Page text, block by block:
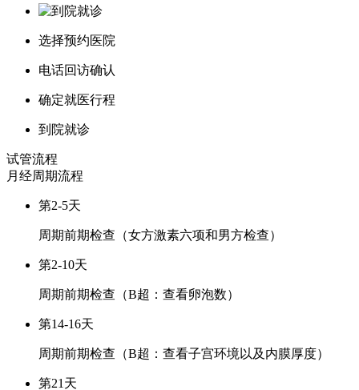
选择预约医院
电话回访确认
确定就医行程
到院就诊
试管流程
月经周期流程
第2-5天
周期前期检查（女方激素六项和男方检查）
第2-10天
周期前期检查（B超：查看卵泡数）
第14-16天
周期前期检查（B超：查看子宫环境以及内膜厚度）
第21天